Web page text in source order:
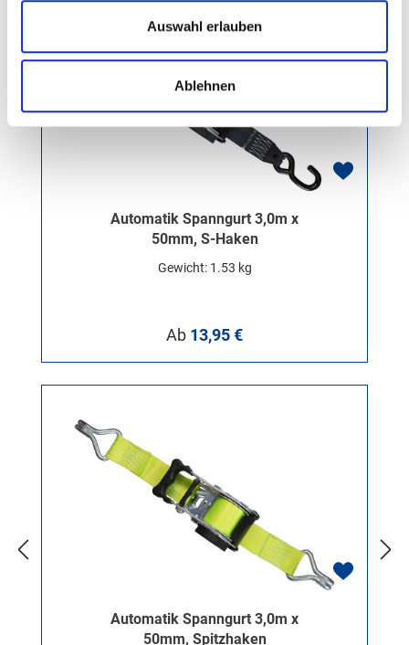
Auswahl erlauben
Ablehnen
Automatik Spanngurt 3,0m x
50mm, S-Haken
Gewicht: 1.53 kg
Regulärer Preis:
Ab 13,95 €
Automatik Spanngurt 3,0m x
50mm, Spitzhaken